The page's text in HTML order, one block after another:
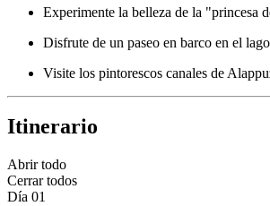
Experimente la belleza de la "princesa
Disfrute de un paseo en barco en el
Visite los pintorescos canales de
Itinerario
Abrir todo
Cerrar todos
Día 01